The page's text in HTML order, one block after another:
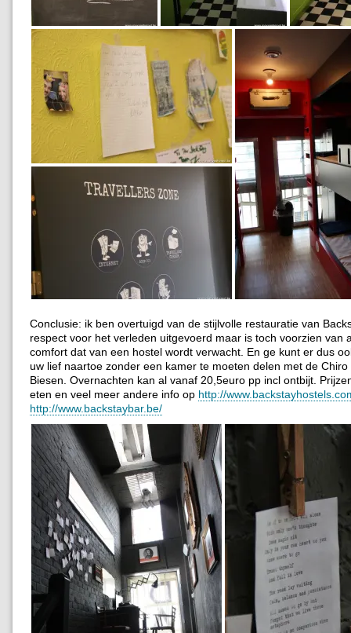
Conclusie: ik ben overtuigd van de stijlvolle restauratie van
respect voor het verleden uitgevoerd maar is toch voorzien van
comfort dat van een hostel wordt verwacht. En ge kunt er dus
uw lief naartoe zonder een kamer te moeten delen met de Chiro
Biesen. Overnachten kan al vanaf 20,5euro pp incl ontbijt.
eten en veel meer andere info op http://
http://www.backstaybar.be/